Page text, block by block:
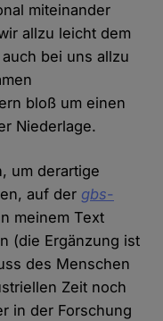
miteinander
allzu leicht dem
bei uns allzu
bloß um einen
Niederlage.
um derartige
auf der gbs-
meinem Text
(die Ergänzung ist
des Menschen
Zeit noch
in der Forschung